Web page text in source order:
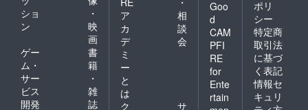
ショ
ン
・
映
画
ゲー
ム・
サー
ビス
開発
書
籍
・
雑
誌
ア
カ
デ
ミ
ー
と
は
相
談
会
ク
サ
Goo
d
CAM
PFI
RE
for
Ente
rtain
ポリ
シー
特定商
取引法
に基づ
く表記
情報セ
キュリ